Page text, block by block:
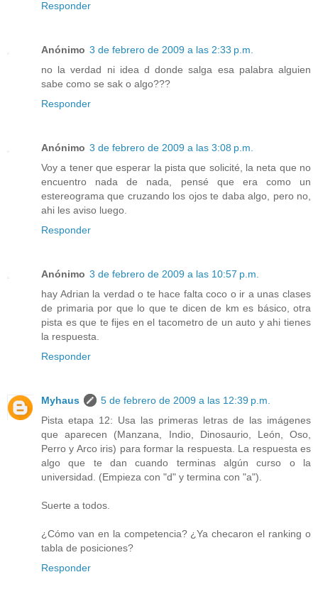
Responder
Anónimo 3 de febrero de 2009 a las 2:33 p.m.
no la verdad ni idea d donde salga esa palabra alguien
sabe como se sak o algo???
Responder
Anónimo 3 de febrero de 2009 a las 3:08 p.m.
Voy a tener que esperar la pista que solicité, la neta que no
encuentro nada de nada, pensé que era como un
estereograma que cruzando los ojos te daba algo, pero no,
ahi les aviso luego.
Responder
Anónimo 3 de febrero de 2009 a las 10:57 p.m.
hay Adrian la verdad o te hace falta coco o ir a unas clases
de primaria por que lo que te dicen de km es básico, otra
pista es que te fijes en el tacometro de un auto y ahi tienes
la respuesta.
Responder
Myhaus
5 de febrero de 2009 a las 12:39 p.m.
Pista etapa 12: Usa las primeras letras de las imágenes
que aparecen (Manzana, Indio, Dinosaurio, León, Oso,
Perro y Arco iris) para formar la respuesta. La respuesta es
algo que te dan cuando terminas algún curso o la
universidad. (Empieza con "d" y termina con "a").
Suerte a todos.
¿Cómo van en la competencia? ¿Ya checaron el ranking o
tabla de posiciones?
Responder